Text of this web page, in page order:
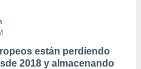
están perdiendo
2018 y almacenando